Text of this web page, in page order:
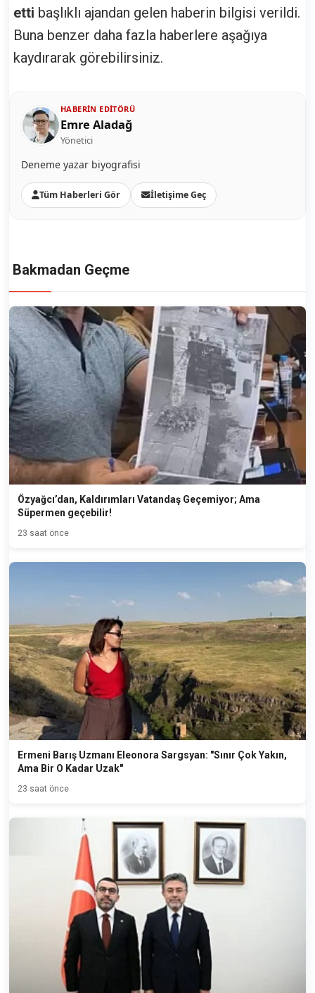
etti başlıklı ajandan gelen haberin bilgisi verildi.
Buna benzer daha fazla haberlere aşağıya
kaydırarak görebilirsiniz.
HABERIN EDITÖRÜ
Emre Aladağ
Yönetici
Deneme yazar biyografisi
Tüm Haberleri Gör İletişime Geç
Bakmadan Geçme
Özyağcı’dan, Kaldırımları Vatandaş Geçemiyor; Ama
Süpermen geçebilir!
23 saat önce
Ermeni Barış Uzmanı Eleonora Sargsyan: "Sınır Çok Yakın,
Ama Bir O Kadar Uzak"
23 saat önce